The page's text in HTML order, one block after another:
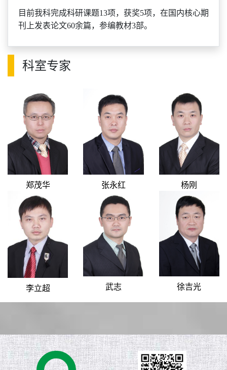
目前我科完成科研课题13项，获奖5项，在国内核心期
刊上发表论文60余篇，参编教材3部。
科室专家
郑茂华 张永红 杨刚
李立超 武志 徐吉光